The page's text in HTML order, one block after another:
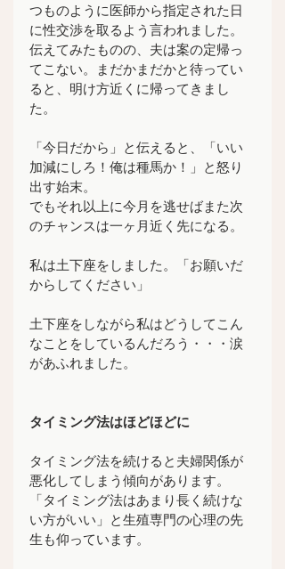
つものように医師から指定された日
に性交渉を取るよう言われました。
伝えてみたものの、夫は案の定帰っ
てこない。まだかまだかと待ってい
ると、明け方近くに帰ってきまし
た。
「今日だから」と伝えると、「いい
加減にしろ！俺は種馬か！」と怒り
出す始末。
でもそれ以上に今月を逃せばまた次
のチャンスは一ヶ月近く先になる。
私は土下座をしました。「お願いだ
からしてください」
土下座をしながら私はどうしてこん
なことをしているんだろう・・・涙
があふれました。
タイミング法はほどほどに
タイミング法を続けると夫婦関係が
悪化してしまう傾向があります。
「タイミング法はあまり長く続けな
い方がいい」と生殖専門の心理の先
生も仰っています。